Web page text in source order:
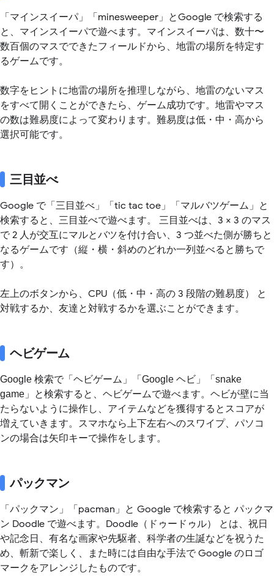
「マインスイーパ」「minesweeper」とGoogle で検索する
と、マインスイーパで遊べます。マインスイーパは、数十〜
数百個のマスでできたフィールドから、地雷の場所を特定す
るゲームです。
数字をヒントに地雷の場所を推理しながら、地雷のないマス
をすべて開くことができたら、ゲーム成功です。地雷やマス
の数は難易度によって変わります。難易度は低・中・高から
選択可能です。
三目並べ
Google で「三目並べ」「tic tac toe」「マルバツゲーム」と
検索すると、三目並べで遊べます。 三目並べは、3 × 3 のマス
で 2 人が交互にマルとバツを付け合い、3 つ並べた側が勝ちと
なるゲームです（縦・横・斜めのどれか一列並べると勝ちで
す）。
左上のボタンから、CPU（低・中・高の 3 段階の難易度） と
対戦するか、友達と対戦するかを選ぶことができます。
ヘビゲーム
Google 検索で「ヘビゲーム」「Google ヘビ」「snake
game」と検索すると、ヘビゲームで遊べます。ヘビが壁に当
たらないように操作し、アイテムなどを獲得するとスコアが
増えていきます。スマホなら上下左右へのスワイプ、パソコ
ンの場合は矢印キーで操作をします。
パックマン
「パックマン」「pacman」と Google で検索すると パックマ
ン Doodle で遊べます。Doodle（ドゥードゥル） とは、祝日
や記念日、有名な画家や先駆者、科学者の生誕などを祝うた
め、斬新で楽しく、また時には自由な手法で Google のロゴ
マークをアレンジしたものです。